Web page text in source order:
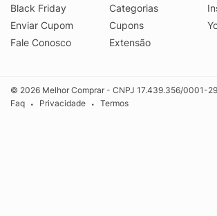
Black Friday
Enviar Cupom
Fale Conosco
Categorias
Cupons
Extensão
© 2026 Melhor Comprar - CNPJ 17.439.356/0001-29
Faq
• Privacidade • Termos